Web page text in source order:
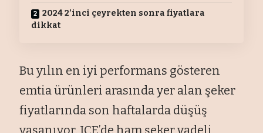
2024 2’inci çeyrekten sonra fiyatlara
dikkat
Bu yılın en iyi performans gösteren
emtia ürünleri arasında yer alan şeker
fiyatlarında son haftalarda düşüş
yaşanıyor. ICE’de ham şeker vadeli